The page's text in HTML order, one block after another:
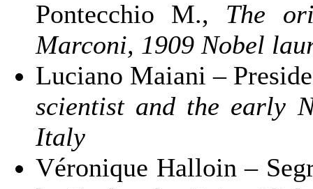
Pontecchio M., The
Marconi, 1909 Nobel
Luciano Maiani –
scientist and the early
Italy
Véronique Halloin –